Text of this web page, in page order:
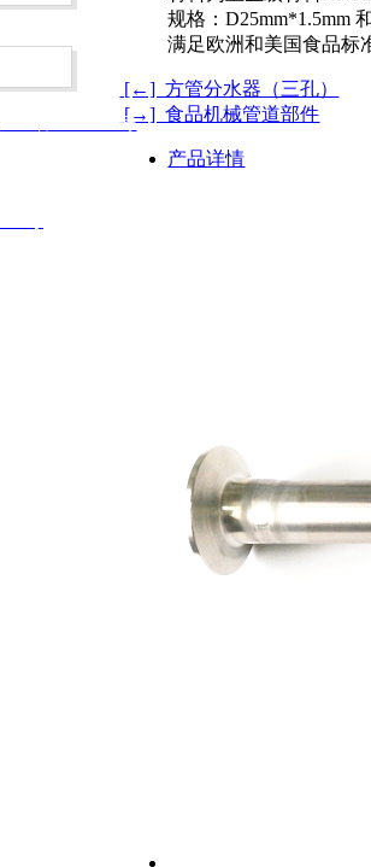
规格：D25mm*1.5mm
满足欧洲和美国食品标
[←] 方管分水器（三孔）
[→] 食品机械管道部件
产品详情
沪ICP备09003266号